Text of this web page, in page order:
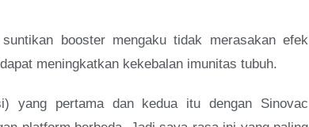
booster mengaku tidak merasakan efek
meningkatkan kekebalan imunitas tubuh.
yang pertama dan kedua itu dengan Sinovac